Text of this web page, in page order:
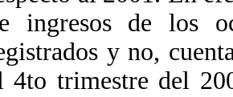
ingresos de los
y no,
4to trimestre del